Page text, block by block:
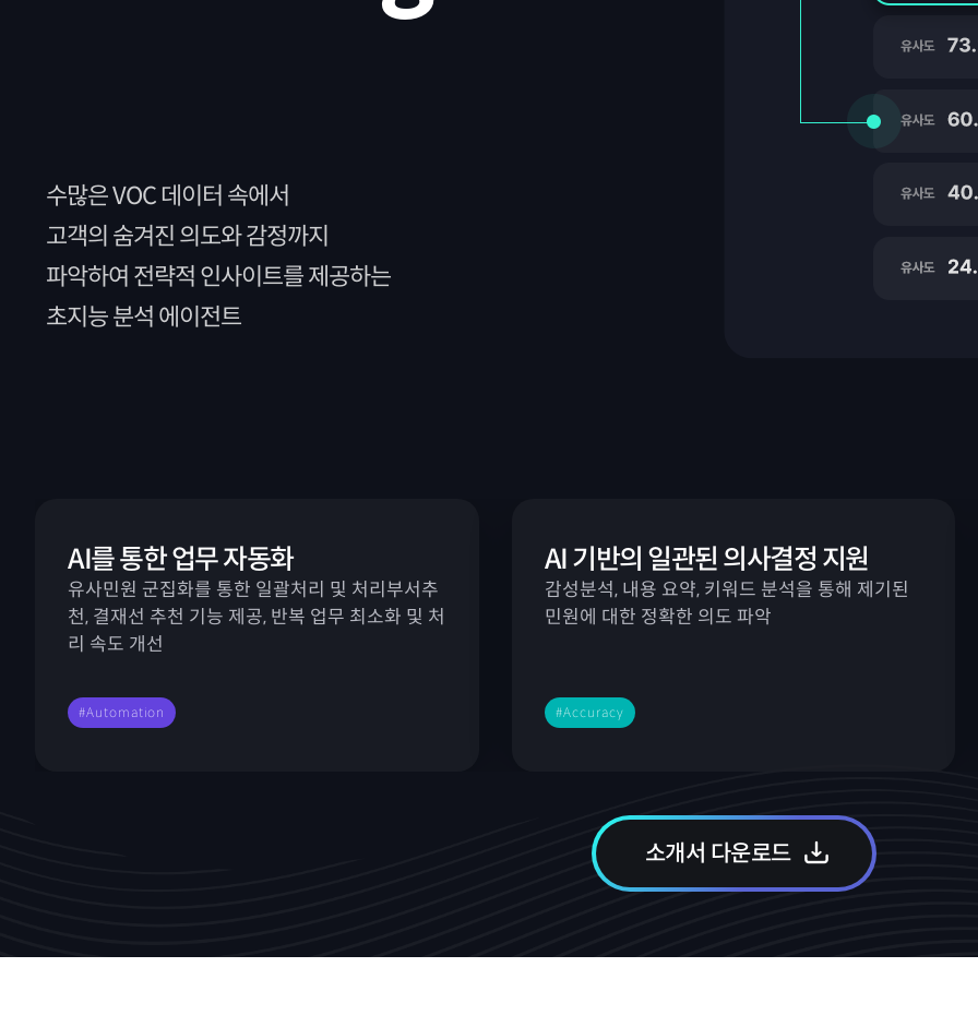
수많은 VOC 데이터 속에서
고객의 숨겨진 의도와 감정까지
파악하여 전략적 인사이트를 제공하는
초지능 분석 에이전트
AI를 통한 업무 자동화
유사민원 군집화를 통한 일괄처리 및 처리부서추
천, 결재선 추천 기능 제공, 반복 업무 최소화 및 처
리 속도 개선
#Automation
AI 기반의 일관된 의사결정 지원
감성분석, 내용 요약, 키워드 분석을 통해 제기된
민원에 대한 정확한 의도 파악
#Accuracy
소개서 다운로드